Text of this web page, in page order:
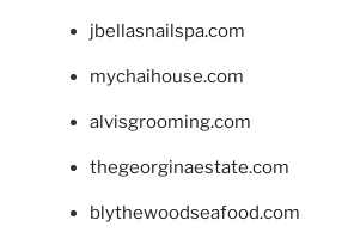
jbellasnailspa.com
mychaihouse.com
alvisgrooming.com
thegeorginaestate.com
blythewoodseafood.com